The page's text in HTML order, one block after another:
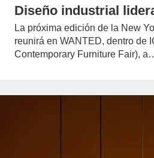
Diseño industrial
La próxima edición de la New
reunirá en WANTED, dentro de
Contemporary Furniture Fair),